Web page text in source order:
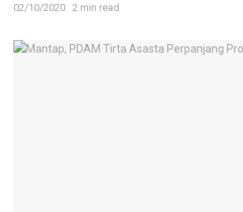
02/10/2020 2 min read